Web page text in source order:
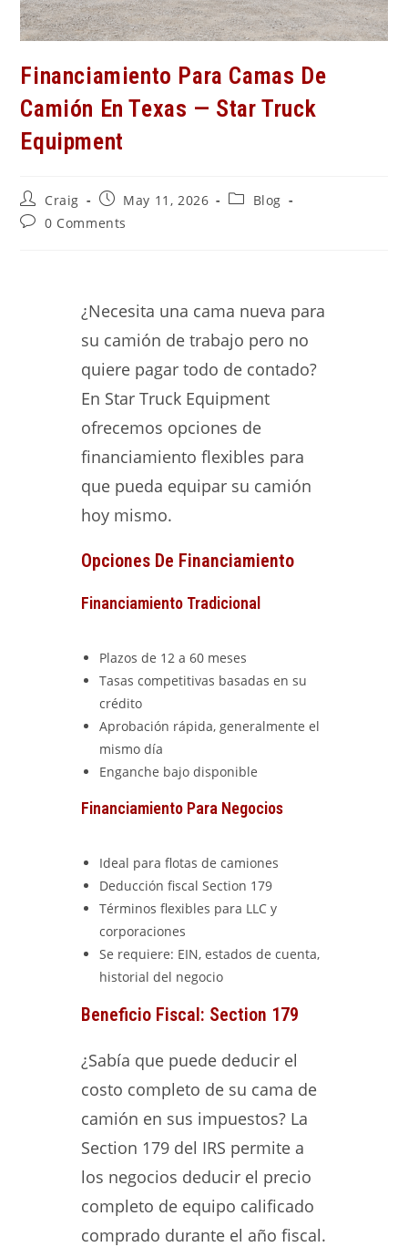
Financiamiento Para Camas De
Camión En Texas — Star Truck
Equipment
Post
author:
Craig
Post
published:
May 11, 2026
PostBlog
Post0 Comments
¿Necesita una cama nueva para
su camión de trabajo pero no
quiere pagar todo de contado?
En Star Truck Equipment
ofrecemos opciones de
financiamiento flexibles para
que pueda equipar su camión
hoy mismo.
Opciones De Financiamiento
Financiamiento Tradicional
Plazos de 12 a 60 meses
Tasas competitivas basadas en su
crédito
Aprobación rápida, generalmente el
mismo día
Enganche bajo disponible
Financiamiento Para Negocios
Ideal para flotas de camiones
Deducción fiscal Section 179
Términos flexibles para LLC y
corporaciones
Se requiere: EIN, estados de cuenta,
historial del negocio
Beneficio Fiscal: Section 179
¿Sabía que puede deducir el
costo completo de su cama de
camión en sus impuestos? La
Section 179 del IRS permite a
los negocios deducir el precio
completo de equipo calificado
comprado durante el año fiscal.